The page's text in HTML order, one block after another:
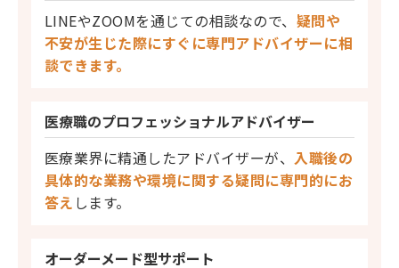
LINEやZOOMを通じての相談なので、 疑問や
不安が生じた際にすぐに専門アドバイザーに相
談できます。
医療職のプロフェッショナルアドバイザー
医療業界に精通したアドバイザーが、 入職後の
具体的な業務や環境に関する疑問に専門的にお
答え します。
オーダーメード型サポート